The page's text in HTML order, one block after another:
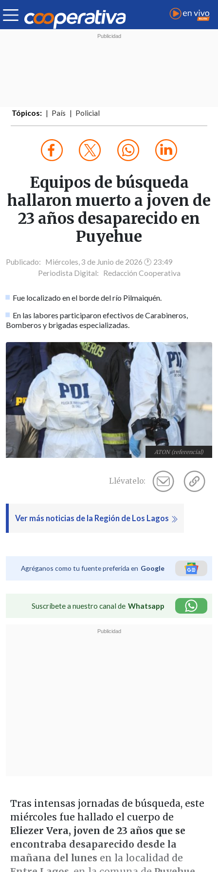
Tópicos: País Policial
Equipos de búsqueda
hallaron muerto a joven de
23 años desaparecido en
Puyehue
Publicado: Miércoles, 3 de Junio de 2026 🕐 23:49
Periodista Digital: Redacción Cooperativa
Fue localizado en el borde del río Pilmaiquén.
En las labores participaron efectivos de Carabineros,
Bomberos y brigadas especializadas.
ATON (referencial)
Llévatelo:
Ver más noticias de la Región de Los Lagos
Agréganos como tu fuente preferida en Google
Suscríbete a nuestro canal de Whatsapp
Tras intensas jornadas de búsqueda, este
miércoles fue hallado el cuerpo de
Eliezer Vera, joven de 23 años que se
encontraba desaparecido desde la
mañana del lunes en la localidad de